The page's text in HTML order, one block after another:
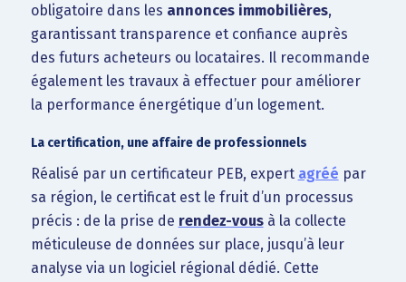
obligatoire dans les annonces immobilières,
garantissant transparence et confiance auprès
des futurs acheteurs ou locataires. Il recommande
également les travaux à effectuer pour améliorer
la performance énergétique d’un logement.
La certification, une affaire de professionnels
Réalisé par un certificateur PEB, expert agréé par
sa région, le certificat est le fruit d’un processus
précis : de la prise de rendez-vousà la collecte
méticuleuse de données sur place, jusqu’à leur
analyse via un logiciel régional dédié. Cette